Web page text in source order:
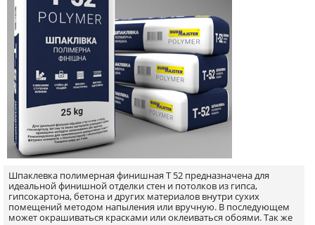
Шпаклевка полимерная финишная T 52 предназначена для
идеальной финишной отделки стен и потолков из гипса,
гипсокартона, бетона и других материалов внутри сухих
помещений методом напыления или вручную. В последующем
может окрашиваться красками или оклеиваться обоями. Так же